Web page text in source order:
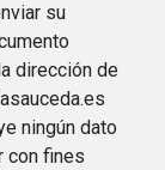
su
dirección de
ningún dato
con fines